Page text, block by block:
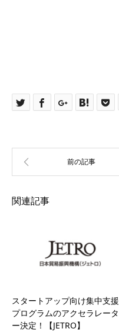
関連記事
スタートアップ向け集中支援
プログラムのアクセラレータ
ー決定！【JETRO】